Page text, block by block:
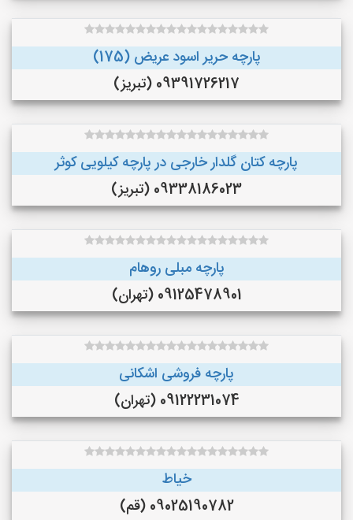
پارچه حریر اسود عریض (175)
09391726217 (تبریز)
پارچه کتان گلدار خارجی در پارچه کیلویی کوثر
09338186023 (تبریز)
پارچه مبلی روهام
09125478901 (تهران)
پارچه فروشی اشکانی
09122231074 (تهران)
خیاط
09025190782 (قم)